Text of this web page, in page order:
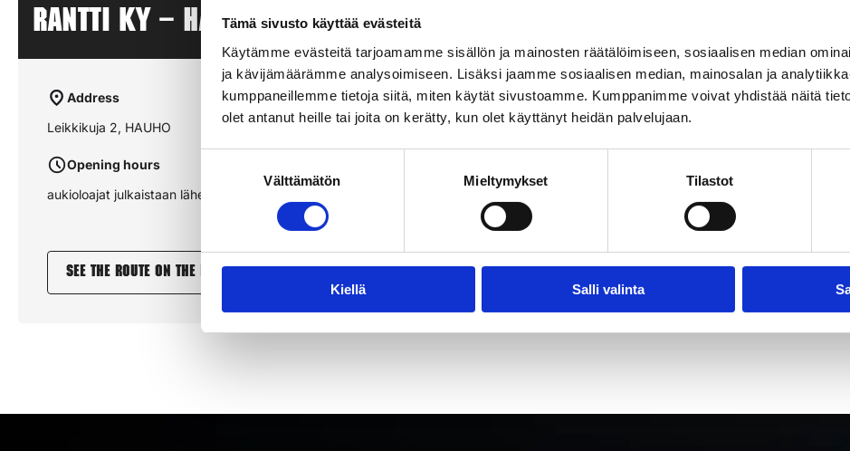
Tämä sivusto käyttää evästeitä
Käytämme evästeitä tarjoamamme sisällön ja mainosten räätälöimiseen, sosiaalisen median
ja kävijämäärämme analysoimiseen. Lisäksi jaamme sosiaalisen median, mainosalan ja
kumppaneillemme tietoja siitä, miten käytät sivustoamme. Kumppanimme voivat yhdistää näitä
olet antanut heille tai joita on kerätty, kun olet käyttänyt heidän palvelujaan.
Välttämätön Mieltymykset Tilastot
Kiellä Salli valinta
RANTTI KY – HAUHO
Address
Leikkikuja 2, HAUHO
Opening hours
aukioloajat julkaistaan lähempänä sesonkia
See the route on the map